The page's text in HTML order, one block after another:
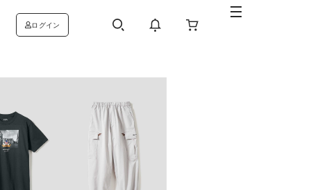
ログイン